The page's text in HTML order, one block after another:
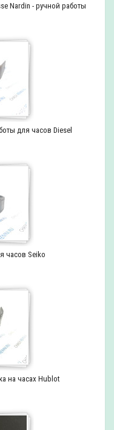
Nardin - ручной работы
для часов Diesel
часов Seiko
на часах Hublot